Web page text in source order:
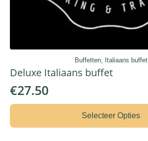
Buffetten, Italiaans buffet
Deluxe Italiaans buffet
€27.50
Selecteer Opties